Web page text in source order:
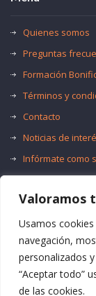
Valoramos
Usamos
navegación,
personalizados
“Aceptar todo”
de las cookies.
Quienes somos
Preguntas
Formación
Términos y
Contacto
Noticias de
Infórmate como
Oferta de
Bolsas de